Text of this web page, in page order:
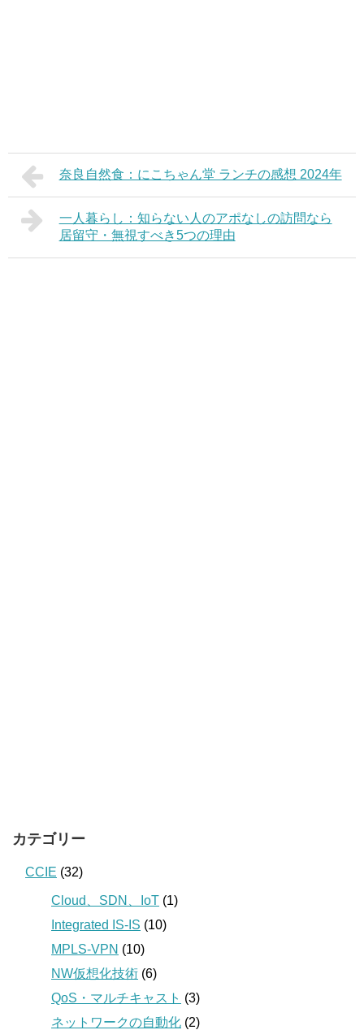
奈良自然食：にこちゃん堂 ランチの感想 2024年
一人暮らし：知らない人のアポなしの訪問なら
居留守・無視すべき5つの理由
カテゴリー
CCIE (32)
Cloud、SDN、IoT (1)
Integrated IS-IS (10)
MPLS-VPN (10)
NW仮想化技術 (6)
QoS・マルチキャスト (3)
ネットワークの自動化 (2)